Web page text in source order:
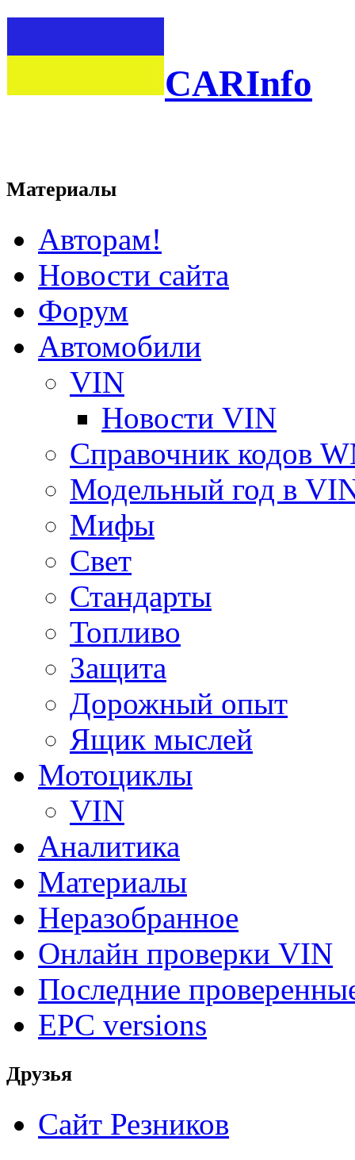
CARInfo
Материалы
Авторам!
Новости сайта
Форум
Автомобили
VIN
Новости VIN
Справочник кодов
Модельный год в
Мифы
Свет
Стандарты
Топливо
Защита
Дорожный опыт
Ящик мыслей
Мотоциклы
VIN
Аналитика
Материалы
Неразобранное
Онлайн проверки VIN
Последние
EPC versions
Друзья
Сайт Резников